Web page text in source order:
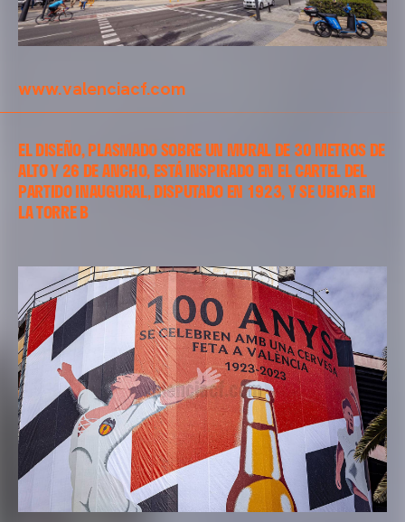
www.valenciacf.com
EL DISEÑO, PLASMADO SOBRE UN MURAL DE 30 METROS DE
ALTO Y 26 DE ANCHO, ESTÁ INSPIRADO EN EL CARTEL DEL
PARTIDO INAUGURAL, DISPUTADO EN 1923, Y SE UBICA EN
LA TORRE B